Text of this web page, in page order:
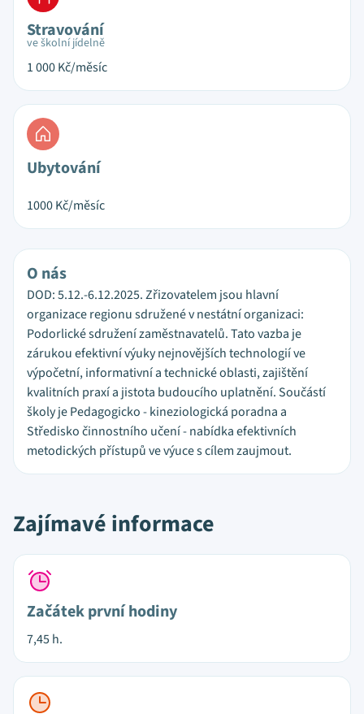
Stravování
ve školní jídelně
1 000Kč/měsíc
Ubytování
1000Kč/měsíc
O nás
DOD: 5.12.-6.12.2025. Zřizovatelem jsou hlavní
organizace regionu sdružené v nestátní organizaci:
Podorlické sdružení zaměstnavatelů. Tato vazba je
zárukou efektivní výuky nejnovějších technologií ve
výpočetní, informativní a technické oblasti, zajištění
kvalitních praxí a jistota budoucího uplatnění. Součástí
školy je Pedagogicko - kineziologická poradna a
Středisko činnostního učení - nabídka efektivních
metodických přístupů ve výuce s cílem zaujmout.
Zajímavé informace
Začátek první hodiny
7,45 h.